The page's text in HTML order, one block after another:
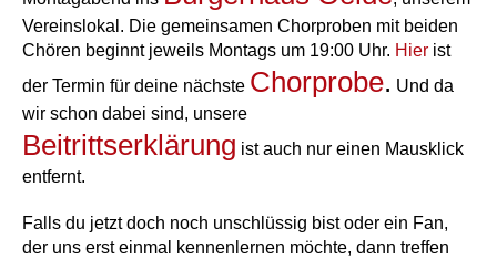
Vereinslokal. Die gemeinsamen Chorproben mit beiden
Chören beginnt jeweils Montags um 19:00 Uhr. Hier ist
der Termin für deine nächste Chorprobe. Und da
wir schon dabei sind, unsere
Beitrittserklärung ist auch nur einen Mausklick
entfernt.
Falls du jetzt doch noch unschlüssig bist oder ein Fan,
der uns erst einmal kennenlernen möchte, dann treffen